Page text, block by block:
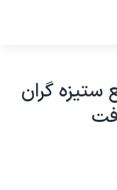
ستيزه گران